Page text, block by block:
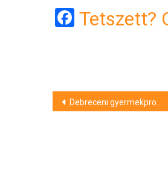
Facebook
Tetszett?
Bejegyzés
Debreceni gyermekprogramok januárban